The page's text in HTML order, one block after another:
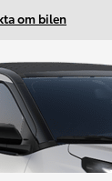
om bilen